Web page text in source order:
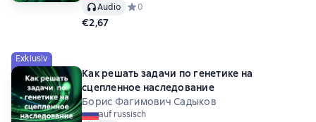
Audio
Средний рейтинг 0 на основе 0 оценок
0
€2,67
Exklusiv
Как решать задачи по генетике на
сцепленное наследование
Борис Фагимович Садыков
auf russisch